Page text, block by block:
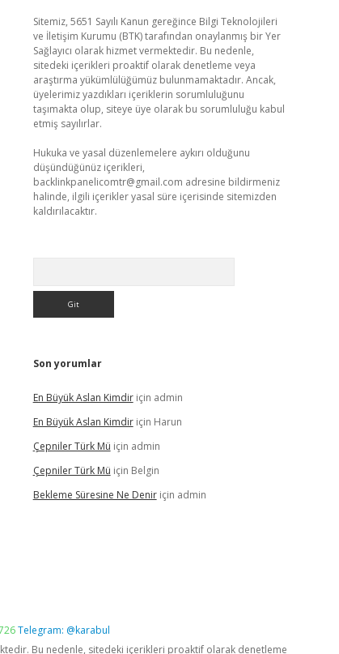
Sitemiz, 5651 Sayılı Kanun gereğince Bilgi Teknolojileri
ve İletişim Kurumu (BTK) tarafından onaylanmış bir Yer
Sağlayıcı olarak hizmet vermektedir. Bu nedenle,
sitedeki içerikleri proaktif olarak denetleme veya
araştırma yükümlülüğümüz bulunmamaktadır. Ancak,
üyelerimiz yazdıkları içeriklerin sorumluluğunu
taşımakta olup, siteye üye olarak bu sorumluluğu kabul
etmiş sayılırlar.
Hukuka ve yasal düzenlemelere aykırı olduğunu
düşündüğünüz içerikleri,
backlinkpanelicomtr@gmail.com adresine bildirmeniz
halinde, ilgili içerikler yasal süre içerisinde sitemizden
kaldırılacaktır.
Son yorumlar
En Büyük Aslan Kimdiriçin admin
En Büyük Aslan Kimdiriçin Harun
Çepniler Türk Mü için admin
Çepniler Türk Mü için Belgin
Bekleme Süresine Ne Deniriçin admin
Telegram: @karabul
Bu nedenle, sitedeki içerikleri proaktif olarak denetleme